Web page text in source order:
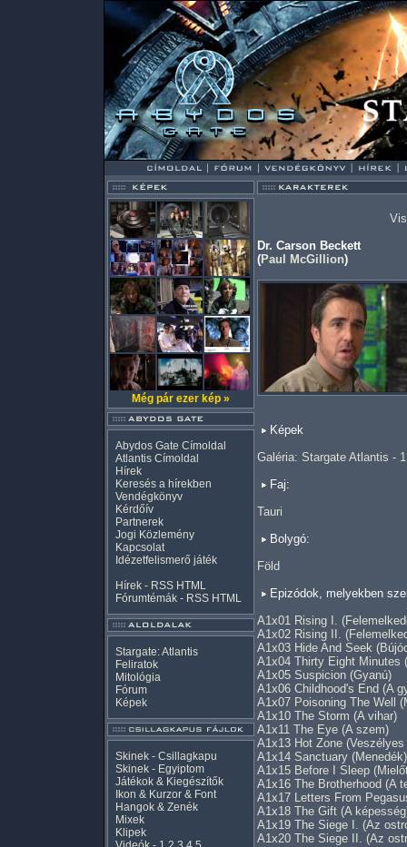
Még pár ezer kép »
Abydos Gate Címoldal
Atlantis Címoldal
Hírek
Keresés a hírekben
Vendégkönyv
Kérdőív
Partnerek
Jogi Közlemény
Kapcsolat
Idézetfelismerő játék
Hírek - RSS HTML
Fórumtémák - RSS HTML
Stargate: Atlantis
Feliratok
Mitológia
Fórum
Képek
Skinek - Csillagkapu
Skinek - Egyiptom
Játékok & Kiegészítők
Ikon & Kurzor & Font
Hangok & Zenék
Mixek
Klipek
Dr. Carson Beckett
(Paul McGillion)
Képek
Galéria: Stargate Atlantis -
Faj:
Tauri
Bolygó:
Föld
Epizódok, melyekben
A1x01 Rising I.
A1x02 Rising II.
A1x03 Hide And Seek
A1x04 Thirty Eight Minutes
A1x05 Suspicion (Gyanú)
A1x06 Childhood's End (A
A1x07 Poisoning The Well
A1x10 The Storm (A vihar)
A1x11 The Eye (A szem)
A1x13 Hot Zone (Veszélyes
A1x14 Sanctuary (Menedék)
A1x15 Before I Sleep
A1x16 The Brotherhood (A
A1x17 Letters From
A1x18 The Gift (A
A1x19 The Siege I. (Az
A1x20 The Siege II. (Az